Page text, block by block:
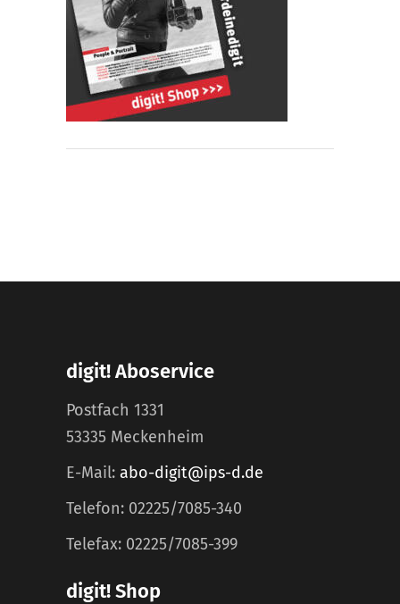
digit! Aboservice
Postfach 1331
53335 Meckenheim
E-Mail: abo-digit@ips-d.de
Telefon: 02225/7085-340
Telefax: 02225/7085-399
digit! Shop